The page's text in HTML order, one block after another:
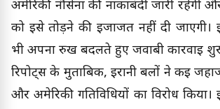
अमेरिकी नौसेना की नाकाबंदी जारी रहेगी
को इसे तोड़ने की इजाजत नहीं दी जाएगी।
भी अपना रुख बदलते हुए जवाबी कार्रवाई
रिपोर्ट्स के मुताबिक, ईरानी बलों ने कई
और अमेरिकी गतिविधियों का विरोध किया।